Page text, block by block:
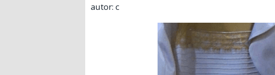
autor: c